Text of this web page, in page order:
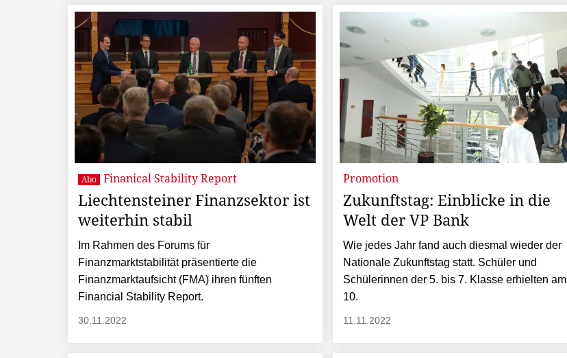
Abo Finanical Stability Report
Liechtensteiner Finanzsektor ist
weiterhin stabil
Im Rahmen des Forums für
Finanzmarktstabilität präsentierte die
Finanzmarktaufsicht (FMA) ihren fünften
Financial Stability Report.
30.11.2022
Promotion
Zukunftstag: Einblicke in die
Welt der VP Bank
Wie jedes Jahr fand auch ­diesmal wieder der
Nationale Zukunftstag statt. Schüler und
Schülerinnen der 5. bis 7. Klasse erhielten am
10.
11.11.2022